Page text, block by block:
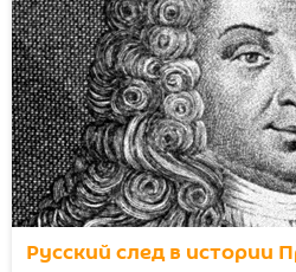
Русский след в истории